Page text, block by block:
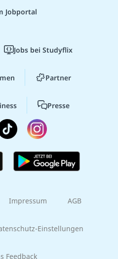
Jobportal
Jobs bei Studyflix
Partner
Presse
Impressum AGB
Einstellungen
Feedback